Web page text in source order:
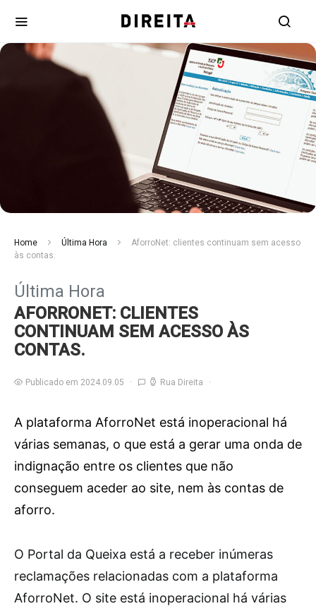
Home Última Hora
AforroNet: clientes continuam sem acesso
às contas.
Última Hora
AFORRONET: CLIENTES
CONTINUAM SEM ACESSO ÀS
CONTAS.
Publicado em 2024.09.05 Rua Direita
A plataforma AforroNet está inoperacional há
várias semanas, o que está a gerar uma onda de
indignação entre os clientes que não
conseguem aceder ao site, nem às contas de
aforro.
O Portal da Queixa está a receber inúmeras
reclamações relacionadas com a plataforma
AforroNet. O site está inoperacional há várias